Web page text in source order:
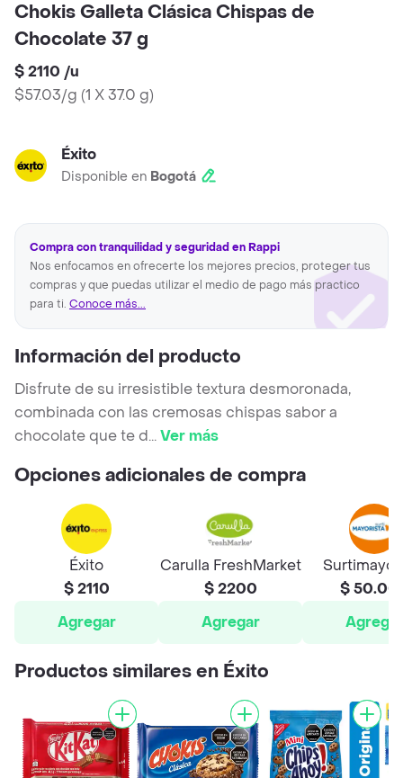
Chokis Galleta Clásica Chispas de
Chocolate 37 g
$ 2110 /u
$57.03/g (1 X 37.0 g)
Éxito
Disponible en Bogotá
Compra con tranquilidad y seguridad en Rappi
Nos enfocamos en ofrecerte los mejores precios, proteger tus
compras y que puedas utilizar el medio de pago más practico
para ti. Conoce más...
Información del producto
Disfrute de su irresistible textura desmoronada,
combinada con las cremosas chispas sabor a
chocolate que te d...Ver más
Opciones adicionales de compra
Éxito
$ 2110
Agregar
Carulla FreshMarket
$ 2200
Agregar
$
Agregar
Productos similares en Éxito